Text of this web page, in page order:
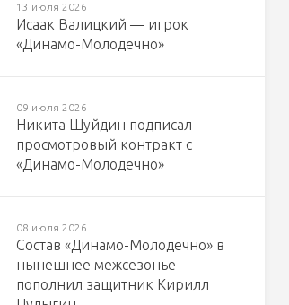
13 июля 2026
Исаак Валицкий — игрок
«Динамо-Молодечно»
09 июля 2026
Никита Шуйдин подписал
просмотровый контракт с
«Динамо-Молодечно»
08 июля 2026
Состав «Динамо-Молодечно» в
нынешнее межсезонье
пополнил защитник Кирилл